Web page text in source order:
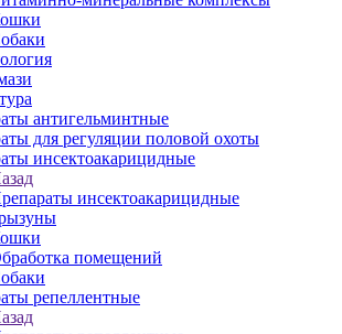
антигельминтные
для регуляции половой охоты
инсектоакарицидные
инсектоакарицидные
помещений
репеллентные